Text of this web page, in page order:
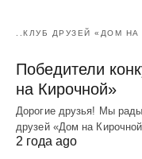
..КЛУБ ДРУЗЕЙ «ДОМ
Победители
на Кирочной»
Дорогие друзья! Мы
друзей «Дом на
2 года ago